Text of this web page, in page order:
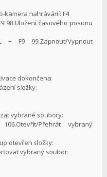
kamera nahrávání: F4
98.Uložení časového posunu
+ F9 99.Zapnout/Vypnout
dokončena:
složky:
vybrané soubory:
Přehrát vybraný
otevřen složky:
vybraný soubor: